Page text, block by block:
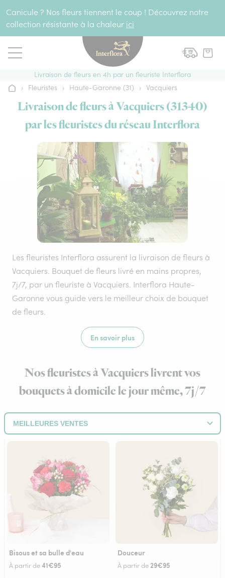
Canicule ? Nos fleurs tiennent le coup ! Découvrez notre
collection résistante à la chaleur ici
Livraison de fleurs en 4h par un fleuriste Interflora
Accueil
› Fleuristes › Haute-Garonne (31) › Vacquiers
Livraison de fleurs à Vacquiers (31340)
par les fleuristes du réseau Interflora
Les fleuristes Interflora assurent la livraison de fleurs à
Vacquiers. Bouquet de fleurs livré en mains propres,
7j/7, par un fleuriste à Vacquiers. Interflora Haute-
Garonne vous guide vers le meilleur choix de bouquet
de fleurs.
En savoir plus
Nos fleuristes à Vacquiers livrent vos
bouquets à domicile le jour même, 7j/7
Bisous et sa bulle d'eau
À partir de41€95
Douceur
À partir de29€95